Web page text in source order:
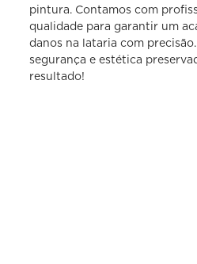
pintura. Contamos com
qualidade para garantir um
danos na lataria com
segurança e estética
resultado!